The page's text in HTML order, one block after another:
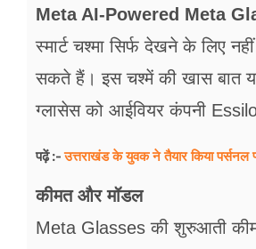
Meta AI-Powered Meta
स्मार्ट चश्मा सिर्फ देखने के लिए
सकते हैं। इस चश्में की खास बात
ग्लासेस को आईवियर कंपनी
पढ़ें :-उत्तराखंड के युवक ने तैयार किया
कीमत और मॉडल
Meta Glasses की शुरुआती